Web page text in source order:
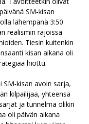
SM-kisan
lähempänä 3:50
realismin rajoissa
Tiesin kuitenkin
kisan aikana oli
hiottu.
kisan avoin sarja,
kilpailijaa, yhteensä
ja tunnelma olikin
oli päivän aikana